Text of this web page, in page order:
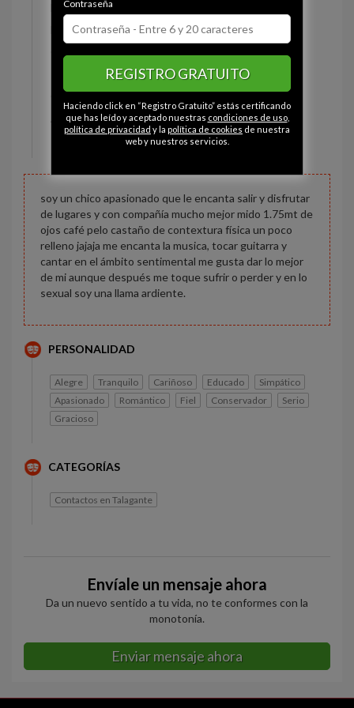
Estado civil:
Fumador/a: - - -
Castaño
Constitución: Relleno
Altura: 175 cm
soy un chico apasionado que le encanta salir y disfrutar
de lugares y con compañía mucho mejor mido 1.75mt de
ojos café pelo castaño de contextura física un poco
relleno jajaja me encanta la musica, tocar guitarra y
cantar en el ámbito sentimental me gusta dar lo mejor
de mi aunque después me toque sufrir o perder y en lo
sexual soy una llama ardiente.
PERSONALIDAD
Alegre Tranquilo Cariñoso Educado
Simpático
Apasionado
Romántico Fiel Conservador
Serio
Gracioso
CATEGORÍAS
Contactos en Talagante
Envíale un mensaje ahora
Da un nuevo sentido a tu vida, no te conformes con la
monotonía.
Enviar mensaje ahora
Contraseña
REGISTRO GRATUITO
Haciendo click en “Registro Gratuito” estás certificando
que has leído y aceptado nuestras condiciones de uso,
política de privacidad y la política de cookies de nuestra
web y nuestros servicios.